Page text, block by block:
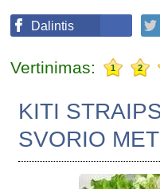
Dalintis
Vertinimas: 1 2
KITI
SVORIO